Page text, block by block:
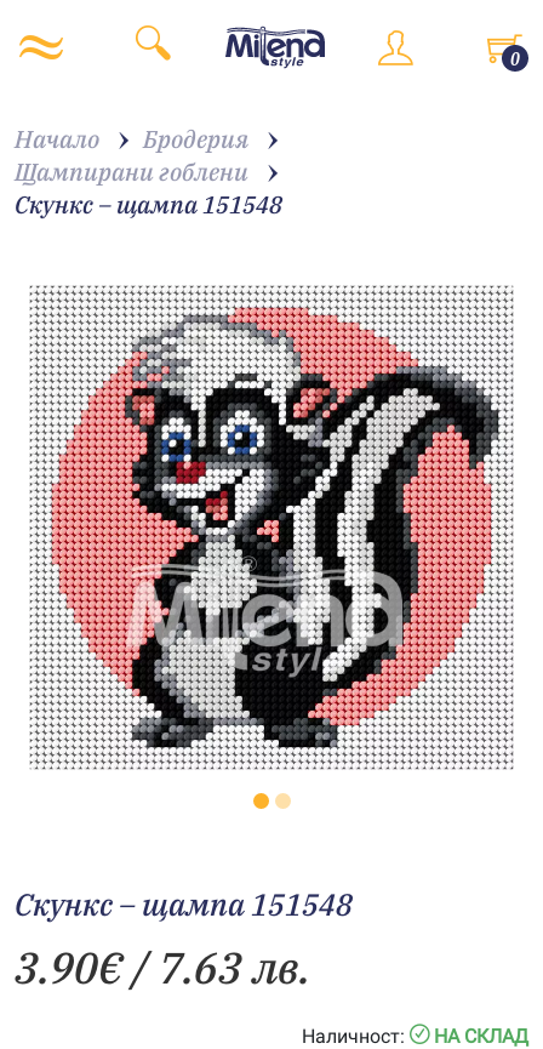
0
Начало
Бродерия
Щампирани гоблени
Скункс – щампа 151548
Скункс – щампа 151548
3.90€/ 7.63 лв.
Наличност:
НА СКЛАД